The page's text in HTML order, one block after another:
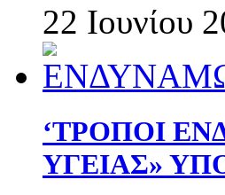
22 Ιουνίου
‘ΤΡΟΠΟΙ
ΥΓΕΙΑΣ»